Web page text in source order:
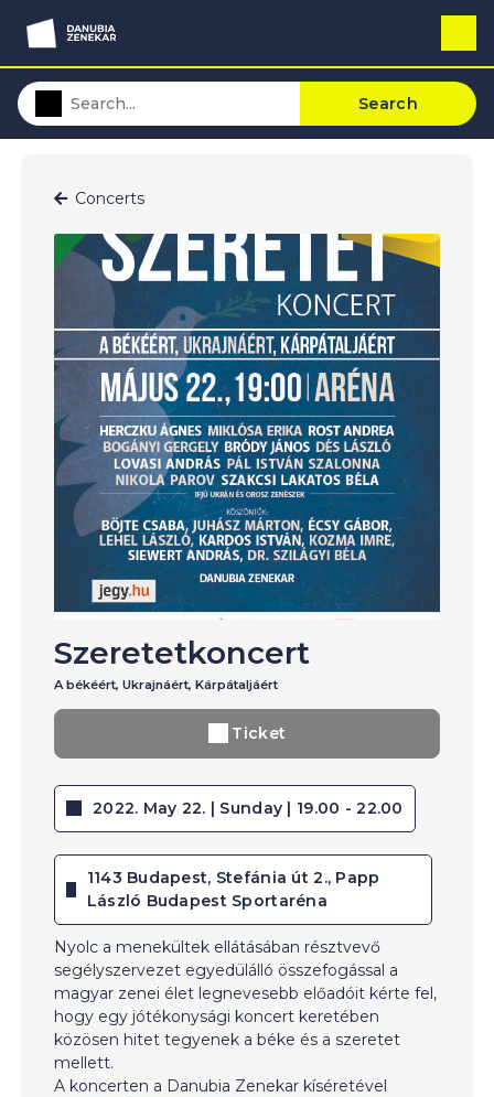
Search
Concerts
Szeretetkoncert
A békéért, Ukrajnáért, Kárpátaljáért
Ticket
2022. May 22. | Sunday | 19.00 - 22.00
1143 Budapest, Stefánia út 2., Papp
László Budapest Sportaréna
Nyolc a menekültek ellátásában résztvevő
segélyszervezet egyedülálló összefogással a
magyar zenei élet legnevesebb előadóit kérte fel,
hogy egy jótékonysági koncert keretében
közösen hitet tegyenek a béke és a szeretet
mellett.
A koncerten a Danubia Zenekar kíséretével